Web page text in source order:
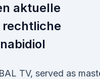
aktuelle
TV, served as